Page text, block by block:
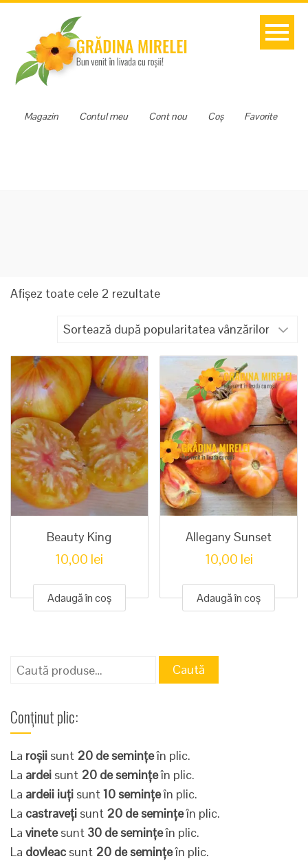
Favorite
Coș
Cont nou
Contul meu
Magazin
Afișez toate cele 2 rezultateSortat
popularitate
Beauty King
10,00 lei
Adaugă în coș
Allegany Sunset
10,00 lei
Adaugă în coș
Caută
Caută
Conținut plic:
La roșii sunt 20 de semințeîn plic.
La ardei sunt 20 de semințeîn plic.
La ardeii iuți sunt10 semințeîn plic.
La castraveți sunt 20 de semințeîn plic.
La vinetesunt 30 de semințeîn plic.
La dovleac sunt 20 de semințeîn plic.